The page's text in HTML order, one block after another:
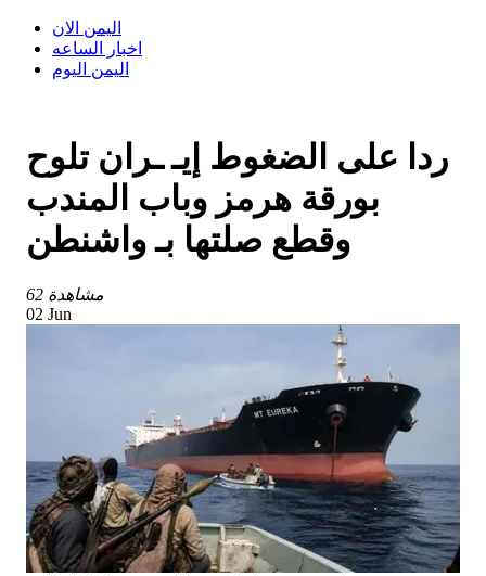
اليمن الان
اخبار الساعه
اليمن اليوم
ردا على الضغوط إيـ ـران تلوح
بورقة هرمز وباب المندب
وقطع صلتها بـ واشنطن
62 مشاهدة
02 Jun